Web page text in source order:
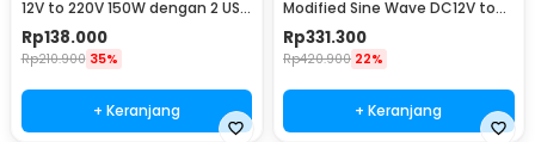
12V to 220V 150W dengan 2 USB
Port - PI-150W
Rp138.000
Rp210.900 35%
+ Keranjang
Modified Sine Wave DC12V to
AC220V 2000W - ZX-2000E
Rp331.300
Rp420.900 22%
+ Keranjang